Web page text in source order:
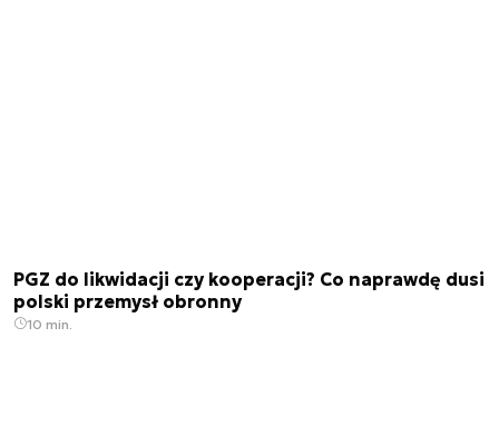
PGZ do likwidacji czy kooperacji? Co naprawdę dusi
polski przemysł obronny
10 min.